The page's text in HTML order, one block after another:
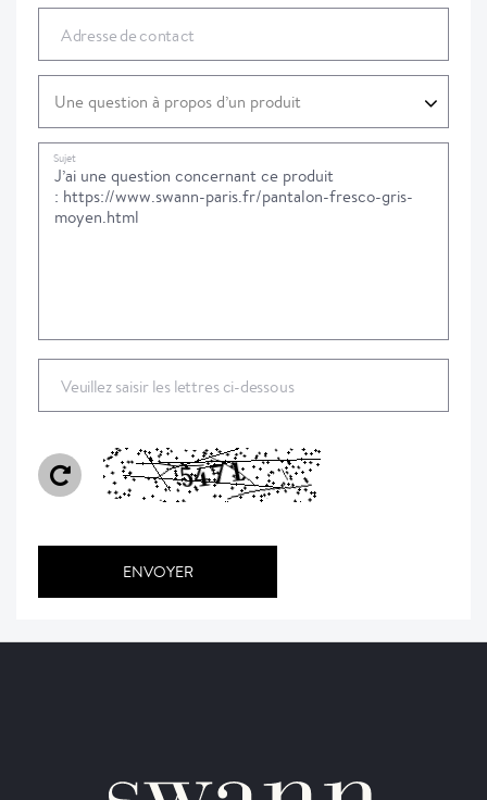
Adresse de contact
Sujet
Veuillez saisir les lettres ci-dessous
ENVOYER